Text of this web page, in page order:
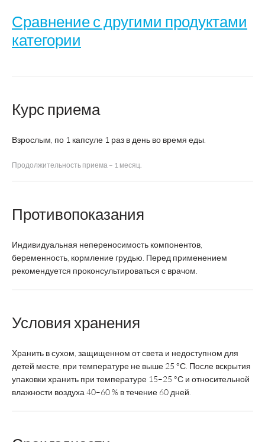
Сравнение с другими продуктами
категории
Название
Регистрация БАД БАД
Суточная доза 1 капс.
Курс 1 месяц 1 месяц
Срок годности 3 года
Курс приема
Взрослым, по 1 капсуле 1 раз в день во время еды.
Продолжительность приема – 1 месяц.
Противопоказания
Индивидуальная непереносимость компонентов,
беременность, кормление грудью. Перед применением
рекомендуется проконсультироваться с врачом.
Условия хранения
Хранить в сухом, защищенном от света и недоступном для
детей месте, при температуре не выше 25 °С. После вскрытия
упаковки хранить при температуре 15–25 °С и относительной
влажности воздуха 40–60 % в течение 60 дней.